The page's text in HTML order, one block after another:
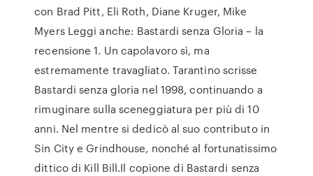
con Brad Pitt, Eli Roth, Diane Kruger, Mike
Myers Leggi anche: Bastardi senza Gloria – la
recensione 1. Un capolavoro sì, ma
estremamente travagliato. Tarantino scrisse
Bastardi senza gloria nel 1998, continuando a
rimuginare sulla sceneggiatura per più di 10
anni. Nel mentre si dedicò al suo contributo in
Sin City e Grindhouse, nonché al fortunatissimo
dittico di Kill Bill.Il copione di Bastardi senza